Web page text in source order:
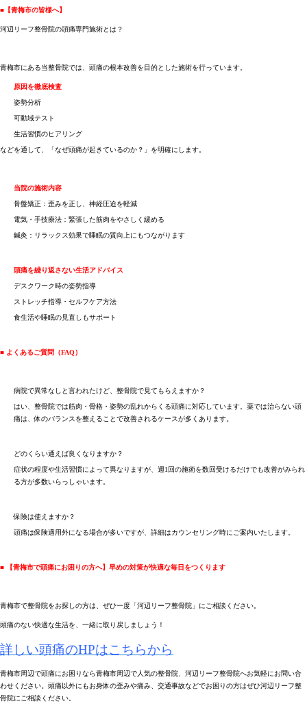
■【青梅市の皆様へ】
河辺リーフ整骨院の頭痛専門施術とは？
青梅市にある当整骨院では、頭痛の根本改善を目的とした施術を行っています。
原因を徹底検査
姿勢分析
可動域テスト
生活習慣のヒアリング
などを通して、「なぜ頭痛が起きているのか？」を明確にします。
当院の施術内容
骨盤矯正：歪みを正し、神経圧迫を軽減
電気・手技療法：緊張した筋肉をやさしく緩める
鍼灸：リラックス効果で睡眠の質向上にもつながります
頭痛を繰り返さない生活アドバイス
デスクワーク時の姿勢指導
ストレッチ指導・セルフケア方法
食生活や睡眠の見直しもサポート
■ よくあるご質問（FAQ）
病院で異常なしと言われたけど、整骨院で見てもらえますか？
はい、整骨院では筋肉・骨格・姿勢の乱れからくる頭痛に対応しています。薬では治らない頭
痛は、体のバランスを整えることで改善されるケースが多くあります。
どのくらい通えば良くなりますか？
症状の程度や生活習慣によって異なりますが、週1回の施術を数回受けるだけでも改善がみられ
る方が多数いらっしゃいます。
保険は使えますか？
頭痛は保険適用外になる場合が多いですが、詳細はカウンセリング時にご案内いたします。
■ 【青梅市で頭痛にお困りの方へ】早めの対策が快適な毎日をつくります
青梅市で整骨院をお探しの方は、ぜひ一度「河辺リーフ整骨院」にご相談ください。
頭痛のない快適な生活を、一緒に取り戻しましょう！
詳しい頭痛のHPはこちらから
青梅市周辺で頭痛にお困りなら青梅市周辺で人気の整骨院、河辺リーフ整骨院へお気軽にお問い合
わせください。頭痛以外にもお身体の歪みや痛み、交通事故などでお困りの方はぜひ河辺リーフ整
骨院にご相談ください。